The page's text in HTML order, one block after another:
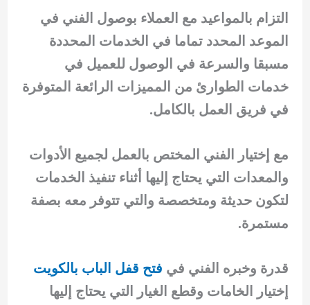
التزام بالمواعيد مع العملاء بوصول الفني في
الموعد المحدد تماما في الخدمات المحددة
مسبقا والسرعة في الوصول للعميل في
خدمات الطوارئ من المميزات الرائعة المتوفرة
في فريق العمل بالكامل.
مع إختيار الفني المختص بالعمل لجميع الأدوات
والمعدات التي يحتاج إليها أثناء تنفيذ الخدمات
لتكون حديثة ومتخصصة والتي تتوفر معه بصفة
مستمرة.
قدرة وخبره الفني في فتح قفل الباب بالكويت
إختيار الخامات وقطع الغيار التي يحتاج إليها